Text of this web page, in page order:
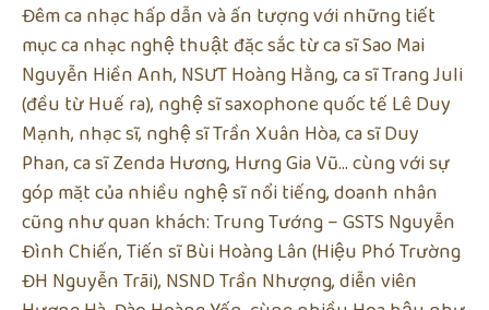
Đêm ca nhạc hấp dẫn và ấn tượng với những tiết
mục ca nhạc nghệ thuật đặc sắc từ ca sĩ Sao Mai
Nguyễn Hiền Anh, NSƯT Hoàng Hằng, ca sĩ Trang Juli
(đều từ Huế ra), nghệ sĩ saxophone quốc tế Lê Duy
Mạnh, nhạc sĩ, nghệ sĩ Trần Xuân Hòa, ca sĩ Duy
Phan, ca sĩ Zenda Hương, Hưng Gia Vũ… cùng với sự
góp mặt của nhiều nghệ sĩ nổi tiếng, doanh nhân
cũng như quan khách: Trung Tướng – GSTS Nguyễn
Đình Chiến, Tiến sĩ Bùi Hoàng Lân (Hiệu Phó Trường
ĐH Nguyễn Trãi), NSND Trần Nhượng, diễn viên